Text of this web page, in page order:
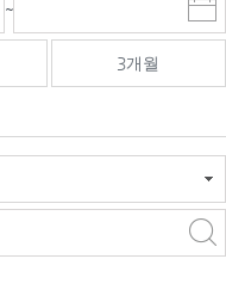
~
종
료
선
3개월